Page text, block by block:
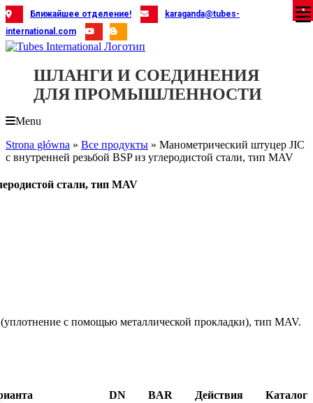
Skip
to
content
Ближайшее отделение!
karaganda@tubes-
international.com
ШЛАНГИ И СОЕДИНЕНИЯ
ДЛЯ ПРОМЫШЛЕННОСТИ
Menu
Strona główna » Все продукты » Манометрический штуцер JIC
с внутренней резьбой BSP из углеродистой стали, тип MAV
стали, тип MAV
с помощью металлической прокладки), тип MAV.
DN BAR Действия Каталог
X
X
X
X
X
X
X
X
X
X
X
X
X
X
X
X
X
X
X